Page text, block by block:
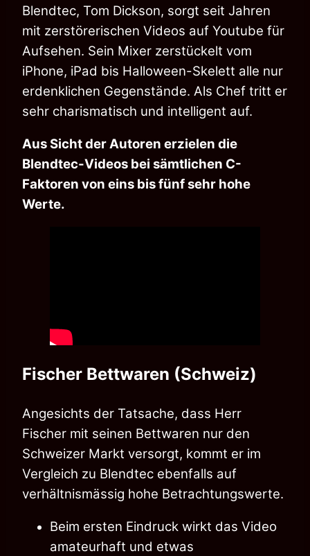
Blendtec, Tom Dickson, sorgt seit Jahren
mit zerstörerischen Videos auf Youtube für
Aufsehen. Sein Mixer zerstückelt vom
iPhone, iPad bis Halloween-Skelett alle nur
erdenklichen Gegenstände. Als Chef tritt er
sehr charismatisch und intelligent auf.
Aus Sicht der Autoren erzielen die
Blendtec-Videos bei sämtlichen C-
Faktoren von eins bis fünf sehr hohe
Werte.
Fischer Bettwaren (Schweiz)
Angesichts der Tatsache, dass Herr
Fischer mit seinen Bettwaren nur den
Schweizer Markt versorgt, kommt er im
Vergleich zu Blendtec ebenfalls auf
verhältnismässig hohe Betrachtungswerte.
Beim ersten Eindruck wirkt das Video
amateurhaft und etwas